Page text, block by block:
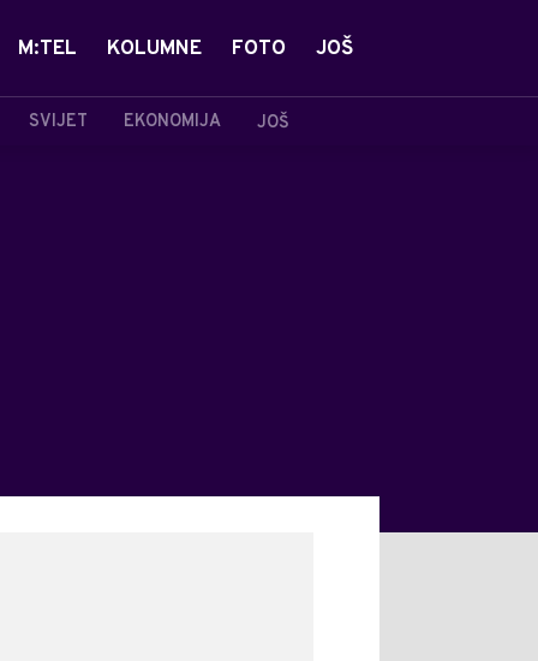
SVIJET EKONOMIJA JOŠ
M:TEL KOLUMNE FOTO JOŠ